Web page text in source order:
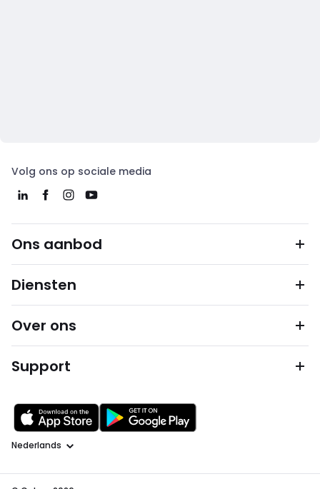
Volg ons op sociale media
Ons aanbod
Diensten
Over ons
Support
Taal